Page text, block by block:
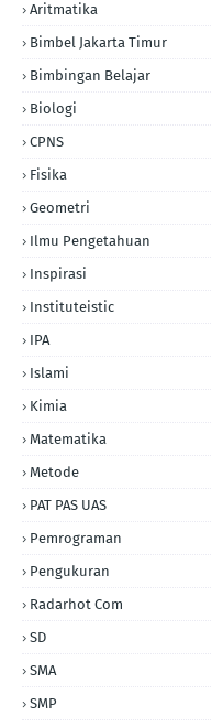
Aritmatika
Bimbel Jakarta Timur
Bimbingan Belajar
Biologi
CPNS
Fisika
Geometri
Ilmu Pengetahuan
Inspirasi
Instituteistic
IPA
Islami
Kimia
Matematika
Metode
PAT PAS UAS
Pemrograman
Pengukuran
Radarhot Com
SD
SMA
SMP